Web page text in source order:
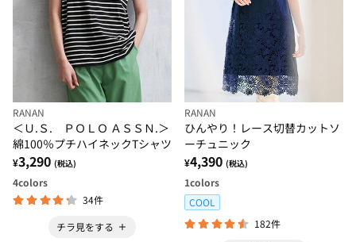
RANAN
＜Ｕ.Ｓ. ＰＯＬＯ ＡＳＳＮ.＞
綿100％プチハイネックTシャツ
¥3,290 (税込)
4colors
34件
チラ見をする
RANAN
ひんやり！レース切替カットソ
ーチュニック
¥4,390 (税込)
1colors
COOL
182件